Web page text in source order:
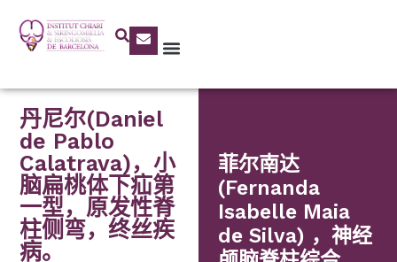
丹尼尔(Daniel
de Pablo
Calatrava)，小
脑扁桃体下疝第
一型，原发性脊
柱侧弯，终丝疾
病。
菲尔南达
(Fernanda
Isabelle Maia
de Silva) ，神经